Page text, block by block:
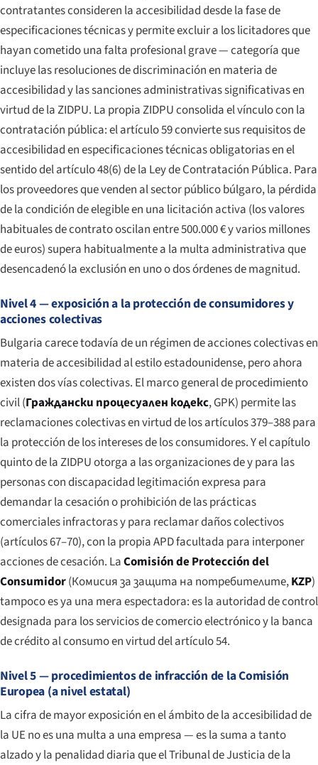
contratantes consideren la accesibilidad desde la fase de
especificaciones técnicas y permite excluir a los licitadores que
hayan cometido una falta profesional grave — categoría que
incluye las resoluciones de discriminación en materia de
accesibilidad y las sanciones administrativas significativas en
virtud de la ZIDPU. La propia ZIDPU consolida el vínculo con la
contratación pública: el artículo 59 convierte sus requisitos de
accesibilidad en especificaciones técnicas obligatorias en el
sentido del artículo 48(6) de la Ley de Contratación Pública. Para
los proveedores que venden al sector público búlgaro, la pérdida
de la condición de elegible en una licitación activa (los valores
habituales de contrato oscilan entre 500.000 € y varios millones
de euros) supera habitualmente a la multa administrativa que
desencadenó la exclusión en uno o dos órdenes de magnitud.
Nivel 4 — exposición a la protección de consumidores y
acciones colectivas
Bulgaria carece todavía de un régimen de acciones colectivas en
materia de accesibilidad al estilo estadounidense, pero ahora
existen dos vías colectivas. El marco general de procedimiento
civil (Граждански процесуален кодекс, GPK) permite las
reclamaciones colectivas en virtud de los artículos 379–388 para
la protección de los intereses de los consumidores. Y el capítulo
quinto de la ZIDPU otorga a las organizaciones de y para las
personas con discapacidad legitimación expresa para
demandar la cesación o prohibición de las prácticas
comerciales infractoras y para reclamar daños colectivos
(artículos 67–70), con la propia APD facultada para interponer
acciones de cesación. LaComisión de Protección del
Consumidor(Комисия за защита на потребителите,KZP)
tampoco es ya una mera espectadora: es la autoridad de control
designada para los servicios de comercio electrónico y la banca
de crédito al consumo en virtud del artículo 54.
Nivel 5 — procedimientos de infracción de la Comisión
Europea (a nivel estatal)
La cifra de mayor exposición en el ámbito de la accesibilidad de
la UE no es una multa a una empresa — es la suma a tanto
alzado y la penalidad diaria que el Tribunal de Justicia de la